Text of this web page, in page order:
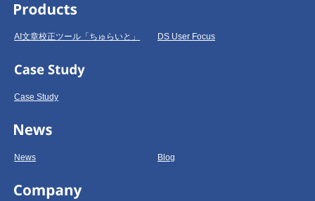
AI文章校正ツール「ちゅらいと」 DS User Focus
Case Study
News Blog